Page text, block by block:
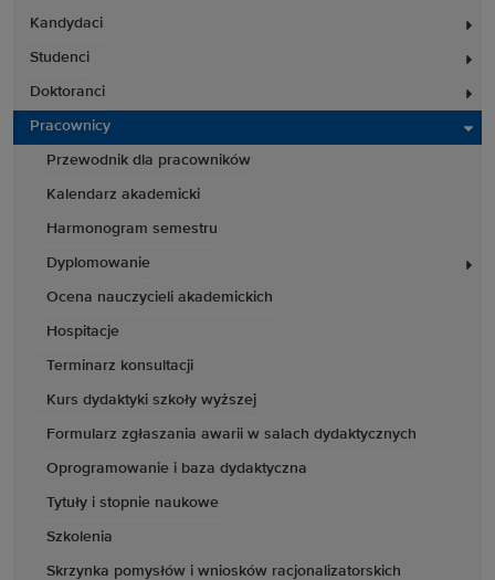
Kandydaci
Studenci
Doktoranci
Pracownicy
Przewodnik dla pracowników
Kalendarz akademicki
Harmonogram semestru
Dyplomowanie
Ocena nauczycieli akademickich
Hospitacje
Terminarz konsultacji
Kurs dydaktyki szkoły wyższej
Formularz zgłaszania awarii w salach dydaktycznych
Oprogramowanie i baza dydaktyczna
Tytuły i stopnie naukowe
Szkolenia
Skrzynka pomysłów i wniosków racjonalizatorskich